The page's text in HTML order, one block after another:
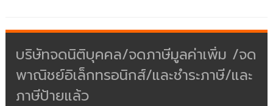
บริษัทจดนิติบุคคล/จดภาษีมูลค่าเพิ่ม /จด
พาณิชย์อิเล็กทรอนิกส์/และชำระภาษี/และ
ภาษีป้ายแล้ว